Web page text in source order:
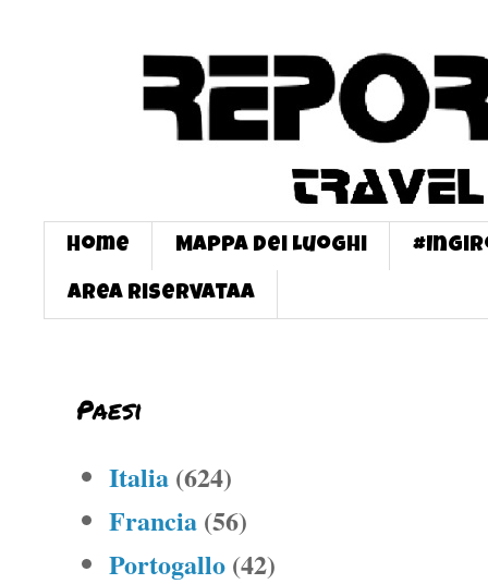
Home Mappa dei Luoghi
Area Riservataa
Paesi
Italia (624)
Francia (56)
Portogallo (42)